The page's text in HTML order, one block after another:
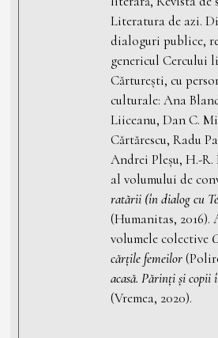
Literatura de azi.
dialoguri publice,
genericul Cercului
Cărturești, cu
culturale: Ana
Liiceanu, Dan C.
Cărtărescu, Radu
Andrei Pleșu, H.-
al volumului de
ratării (în dialog cu
(Humanitas,
volumele colective
cărțile femeilor
acasă. Părinți și copii
(Vremea, 2020).